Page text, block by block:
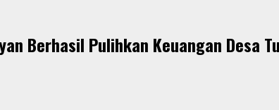
Berhasil Pulihkan Keuangan Desa